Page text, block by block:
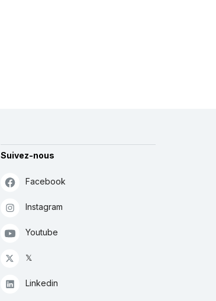
Suivez-nous
Facebook
Instagram
Youtube
𝕏
Linkedin